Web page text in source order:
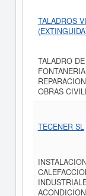
TALADROS
TALADRO
OBRAS
TECENER SL